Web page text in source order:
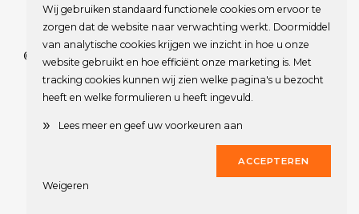
© 2009-2023 Nederlandse Vereniging van Golfspelende
Journalisten.
Alle rechten voorbehouden.
Privacy Statement
Deze website werd gerealiseerd doorDirk
Wij gebruiken standaard functionele cookies om ervoor te
zorgen dat de website naar verwachting werkt. Doormiddel
van analytische cookies krijgen we inzicht in hoe u onze
website gebruikt en hoe efficiënt onze marketing is. Met
tracking cookies kunnen wij zien welke pagina's u bezocht
heeft en welke formulieren u heeft ingevuld.
» Lees meer en geef uw voorkeuren aan
ACCEPTEREN
Weigeren